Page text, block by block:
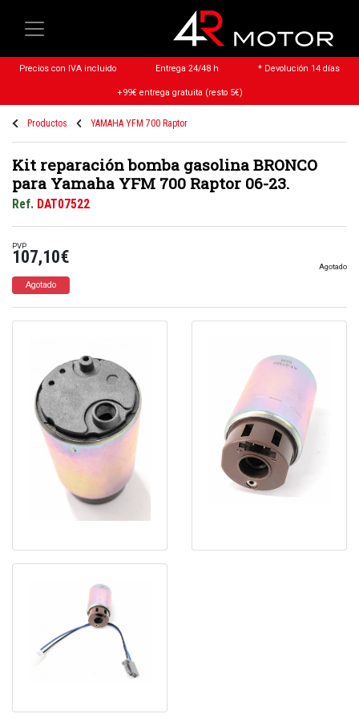
Precios con IVA incluido Entrega 24/48 h * Devolución 14 días
+99€ entrega gratuita (resto 5€)
Productos YAMAHA YFM 700 Raptor
Kit reparación bomba gasolina BRONCO
para Yamaha YFM 700 Raptor 06-23.
Ref. DAT07522
PVP
107,10€
Agotado
Agotado